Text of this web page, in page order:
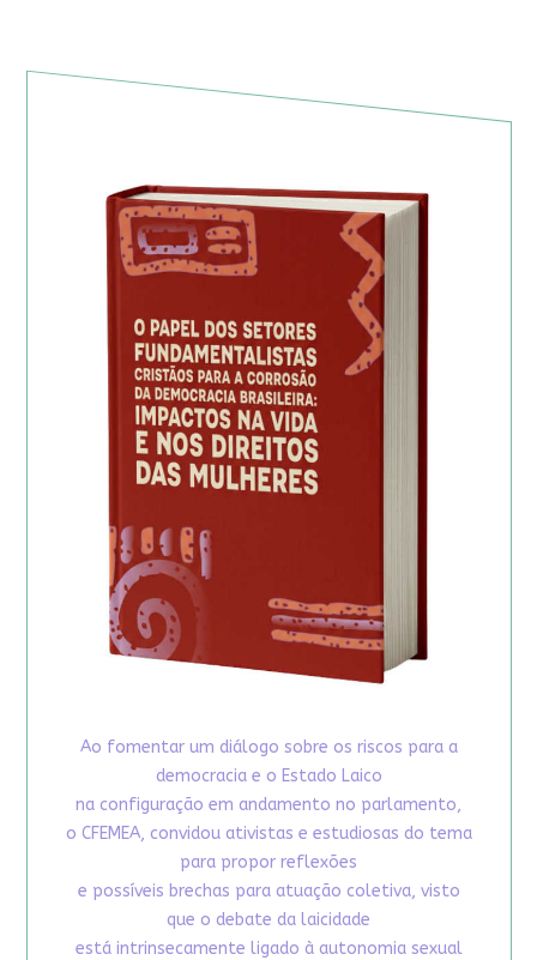
Ao fomentar um diálogo sobre os riscos para a
democracia e o Estado Laico
na configuração em andamento no parlamento,
o CFEMEA, convidou ativistas e estudiosas do tema
para propor reflexões
e possíveis brechas para atuação coletiva, visto
que o debate da laicidade
está intrinsecamente ligado à autonomia sexual